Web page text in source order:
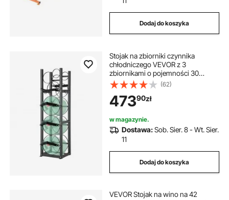
Dodaj do koszyka
Stojak na zbiorniki czynnika
chłodniczego VEVOR z 3
zbiornikami o pojemności 30
funtów i 3 dodatkowymi małymi
butlami, stojak na zbiorniki butli
12,79 x 12,99 x 47,12 cala, stojak na
butle z czynnikiem chłodniczym i
uchwyty na freon, gazy, tlen
(62)
47390zł
w magazynie.
Dostawa:Sob. Sier. 8 - Wt. Sier.
11
Dodaj do koszyka
VEVOR Stojak na wino na 42